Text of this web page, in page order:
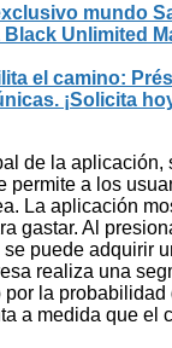
mundo
Black Unlimited
el camino:
¡Solicita
de la aplicación,
permite a los
La aplicación
gastar. Al
se puede adquirir
realiza una
por la
a medida que el